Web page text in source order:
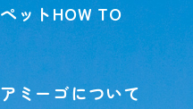
ペットHOW TO
アミーゴについて